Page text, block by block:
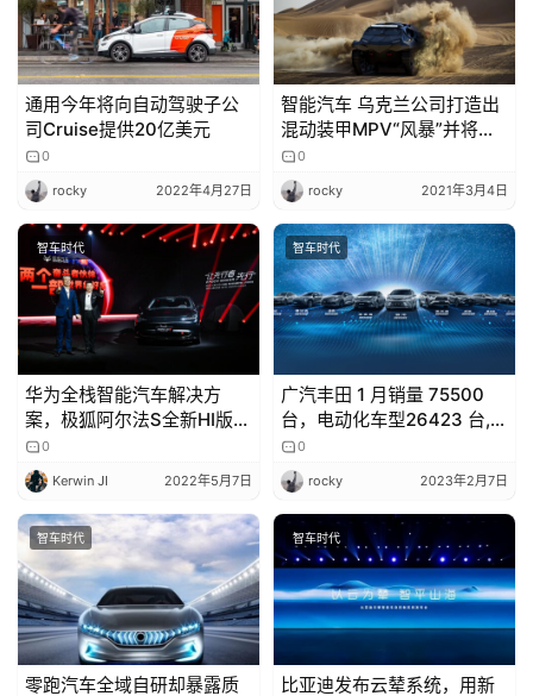
吉
开
T
a
l
k
通用今年将向自动驾驶子公
司Cruise提供20亿美元
0
rocky 2022年4月27日
智能汽车 乌克兰公司打造出
混动装甲MPV“风暴”并将很
快推出潜水版
0
rocky 2021年3月4日
智车时代
华为全栈智能汽车解决方
案，极狐阿尔法S全新HI版
39.79万元起售
0
Kerwin JI 2022年5月7日
智车时代
广汽丰田 1 月销量 75500
台，电动化车型26423 台,赛
那 8000 台，智能化车型销
量超 65000 台
0
rocky 2023年2月7日
智车时代
零跑汽车全域自研却暴露质
智车时代
比亚迪发布云辇系统，用新